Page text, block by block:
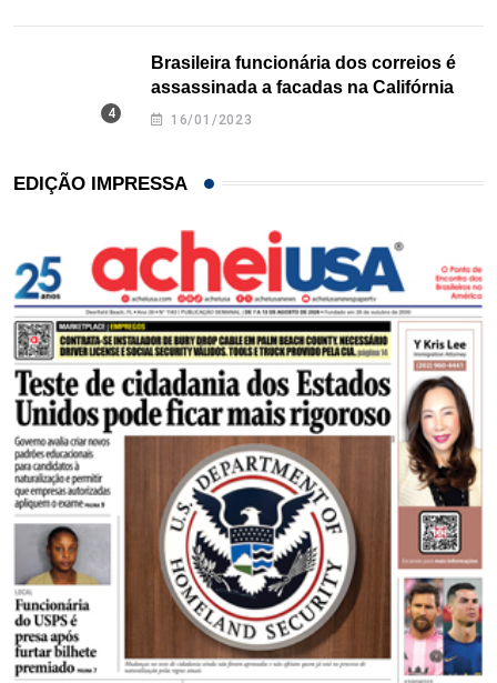
Brasileira funcionária dos correios é
assassinada a facadas na Califórnia
16/01/2023
EDIÇÃO IMPRESSA